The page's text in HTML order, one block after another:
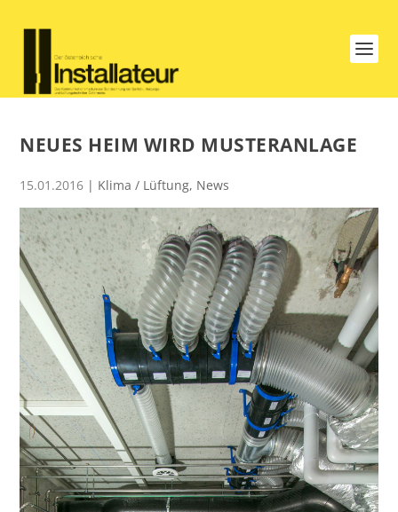
NEUES HEIM WIRD MUSTERANLAGE
15.01.2016 | Klima / Lüftung, News